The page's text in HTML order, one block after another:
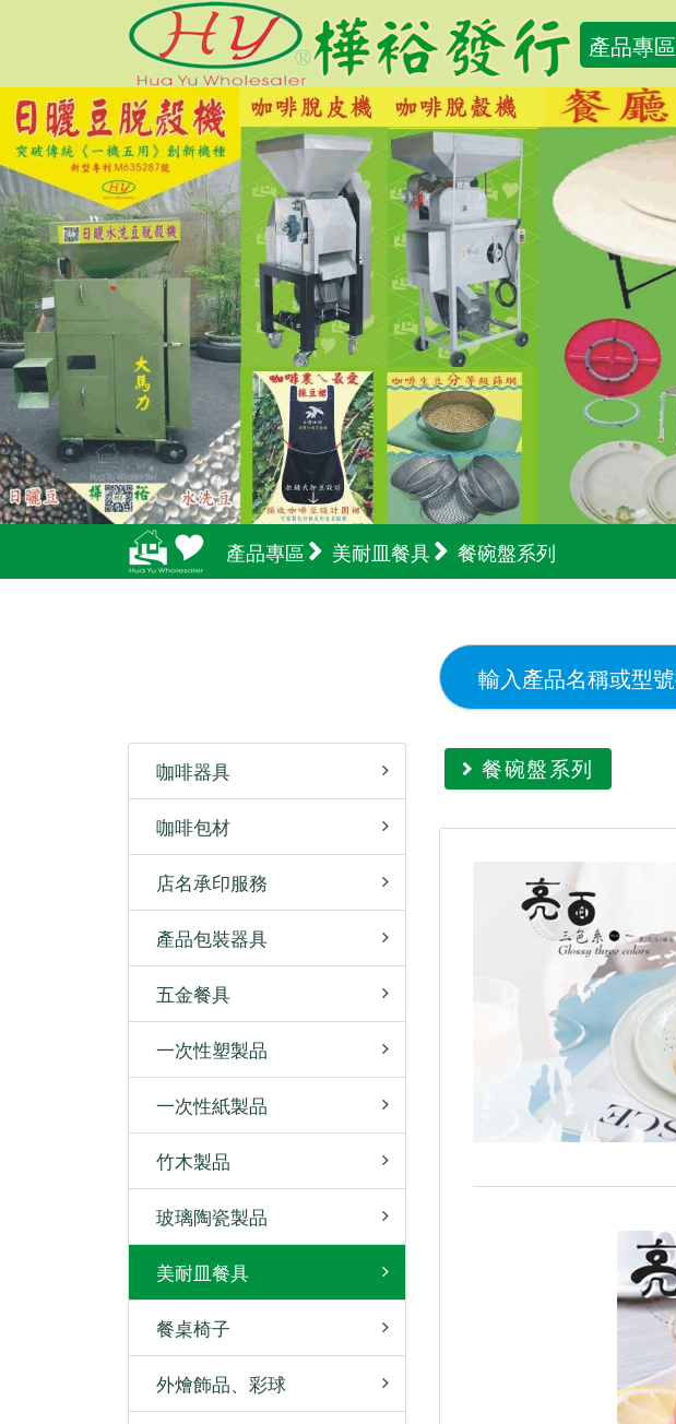
產品專區
產品專區 美耐皿餐具 餐碗盤系列
咖啡器具
咖啡包材
店名承印服務
產品包裝器具
五金餐具
一次性塑製品
一次性紙製品
竹木製品
玻璃陶瓷製品
美耐皿餐具
餐桌椅子
外燴飾品、彩球
餐碗盤系列